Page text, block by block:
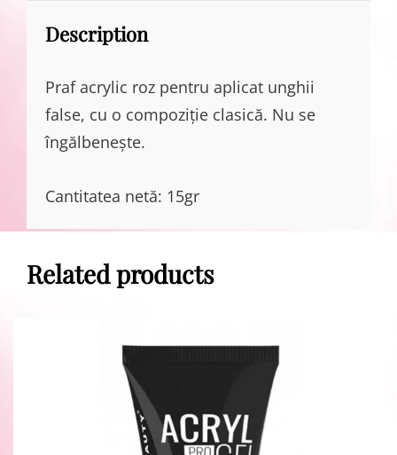
Description
Praf acrylic roz pentru aplicat unghii
false, cu o compoziție clasică. Nu se
îngălbenește.
Cantitatea netă: 15gr
Related products